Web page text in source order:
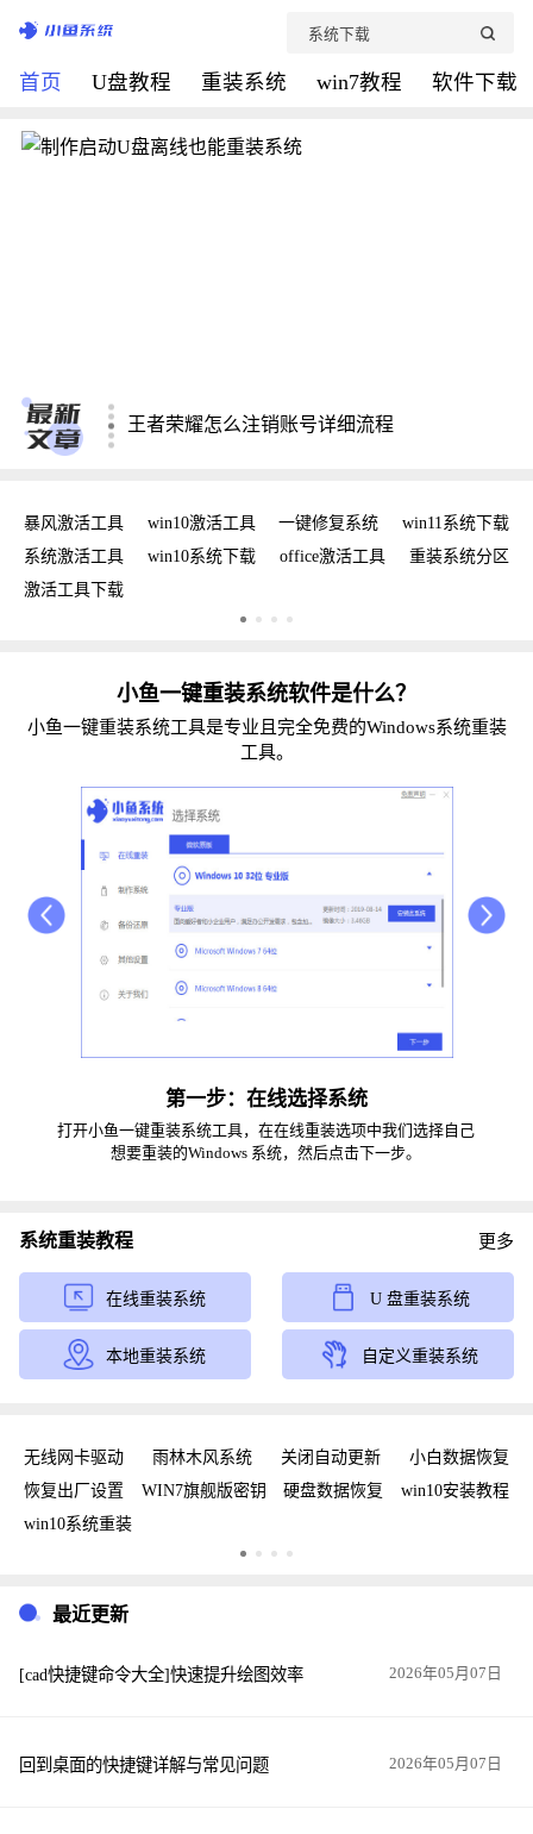
首页 U盘教程 重装系统 win7教程 软件下载
王者荣耀怎么注销账号详细流程
2025年保护[网络用户名]隐私六步全解
暴风激活工具 win10激活工具 一键修复系统
win11系统下载
系统激活工具
win10系统下载 office激活工具
重装系统分区
激活工具下载
小鱼一键重装系统软件是什么？
小鱼一键重装系统工具是专业且完全免费的Windows系统重装
工具。
第一步：在线选择系统
打开小鱼一键重装系统工具，在在线重装选项中我们选择自己
想要重装的Windows 系统，然后点击下一步。
系统重装教程 更多
在线重装系统 U 盘重装系统
本地重装系统 自定义重装系统
无线网卡驱动 雨林木风系统 关闭自动更新
小白数据恢复
恢复出厂设置
WIN7旗舰版密钥 硬盘数据恢复
win10安装教程
win10系统重装
最近更新
[cad快捷键命令大全]快速提升绘图效率 2026年05月07日
回到桌面的快捷键详解与常见问题 2026年05月07日